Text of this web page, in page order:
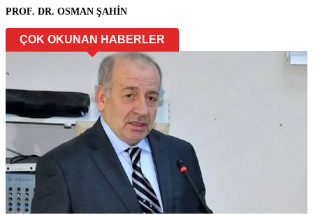
PROF. DR. OSMAN ŞAHİN
ÇOK OKUNAN HABERLER